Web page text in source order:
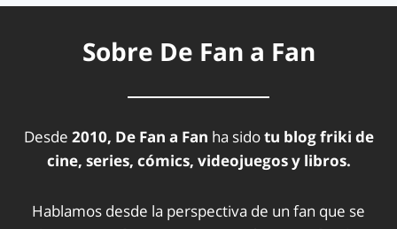
Sobre De Fan a Fan
Desde 2010, De Fan a Fan ha sidotu blog friki de
cine, series, cómics, videojuegos y libros.
Hablamos desde la perspectiva de un fan que se